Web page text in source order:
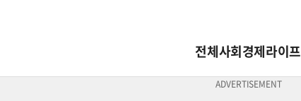
전체사회경제라이프